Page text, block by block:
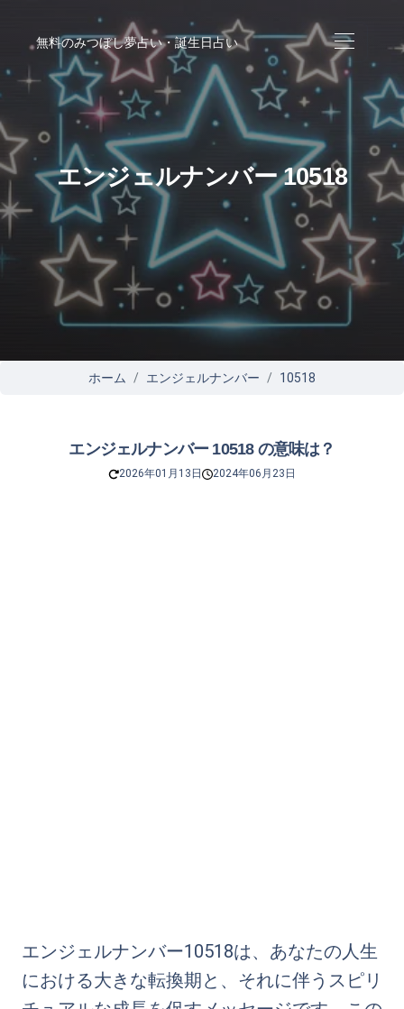
無料のみつぼし夢占い・誕生日占い
エンジェルナンバー 10518
ホーム エンジェルナンバー 10518
エンジェルナンバー 10518 の意味は？
2026年01月13日 2024年06月23日
エンジェルナンバー10518は、あなたの人生
における大きな転換期と、それに伴うスピリ